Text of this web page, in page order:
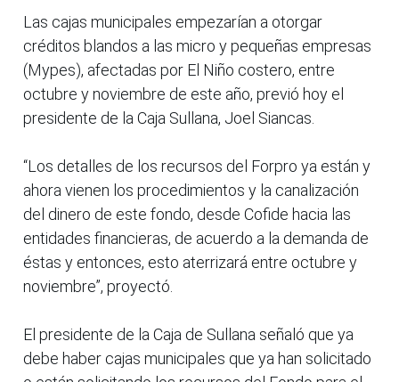
Las cajas municipales empezarían a otorgar
créditos blandos a las micro y pequeñas empresas
(Mypes), afectadas por El Niño costero, entre
octubre y noviembre de este año, previó hoy el
presidente de la Caja Sullana, Joel Siancas.
“Los detalles de los recursos del Forpro ya están y
ahora vienen los procedimientos y la canalización
del dinero de este fondo, desde Cofide hacia las
entidades financieras, de acuerdo a la demanda de
éstas y entonces, esto aterrizará entre octubre y
noviembre”, proyectó.
El presidente de la Caja de Sullana señaló que ya
debe haber cajas municipales que ya han solicitado